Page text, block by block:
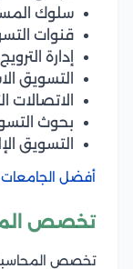
سلوك
قنوات
إدارة
التسويق
الاتصالات
بحوث
التسويق
أفضل
تخصص
تخصص المحاسبة